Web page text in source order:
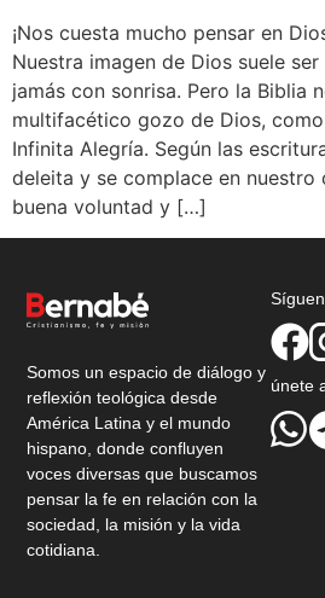
¡Nos cuesta mucho pensar en
Nuestra imagen de Dios suele
jamás con sonrisa. Pero la Biblia
multifacético gozo de Dios,
Infinita Alegría. Según las
deleita y se complace en nuestro
buena voluntad y […]
Somos un espacio de diálogo y
reflexión teológica desde
América Latina y el mundo
hispano, donde confluyen
voces diversas que buscamos
pensar la fe en relación con la
sociedad, la misión y la vida
cotidiana.
únete